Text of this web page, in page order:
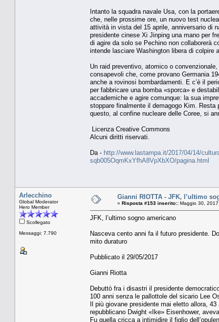
Intanto la squadra navale Usa, con la
che, nelle prossime ore, un nuovo test
attività in vista del 15 aprile, anniversario di
presidente cinese Xi Jinping una mano per
di agire da solo se Pechino non collaborerà
intende lasciare Washington libera di colpire
Un raid preventivo, atomico o
consapevoli che, come provano Germania
anche a rovinosi bombardamenti. E c’è il
per fabbricare una bomba «sporca» e
accademiche e agire comunque: la sua
stoppare finalmente il demagogo Kim.
questo, al confine nucleare delle Coree, si
Licenza Creative Commons
Alcuni diritti riservati.
Da - http://www.lastampa.it/2017/04/14/
sqb005OqmKxYfhA8VpXbXO/pagina.html
Arlecchino
Global Moderator
Hero Member
Scollegato
Messaggi: 7.790
Gianni RIOTTA - JFK, l’ultimo
« Risposta #153 inserito:: Maggio 30,
JFK, l’ultimo sogno americano
Nasceva cento anni fa il futuro presidente.
mito duraturo
Pubblicato il 29/05/2017
Gianni Riotta
Debuttò fra i disastri il presidente
100 anni senza le pallottole del sicario Lee
Il più giovane presidente mai eletto allora,
repubblicano Dwight «Ike» Eisenhower,
Fu quella cricca a intimidire il figlio